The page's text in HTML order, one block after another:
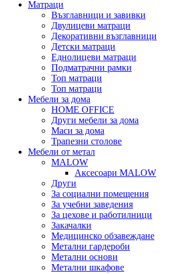
Матраци
Възглавници и завивки
Двулицеви матраци
Декоративни възглавници
Детски матраци
Еднолицеви матраци
Подматрачни рамки
Топ матраци
Топ матраци
Мебели за дома
HOME OFFICE
Други мебели за дома
Маси за дома
Трапезни столове
Мебели от метал
MALOW
Аксесоари MALOW
Други
За социални помещения
За учебни заведения
За цехове и работилници
Закачалки
Медицинско обзавеждане
Метални гардероби
Метални основи
Метални шкафове